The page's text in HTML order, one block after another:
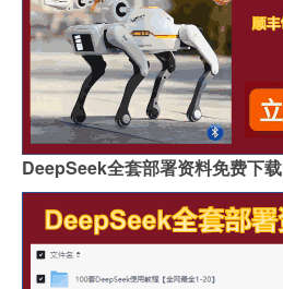
DeepSeek全套部署资料免费下载